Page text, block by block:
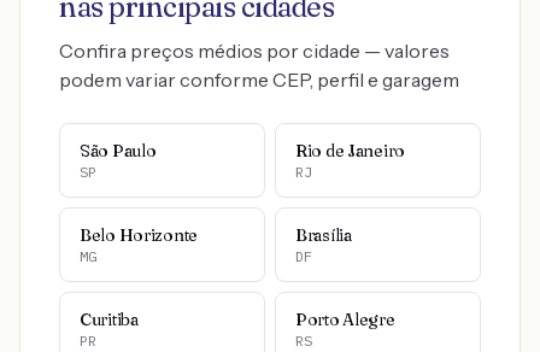
Confira preços médios por cidade — valores
podem variar conforme CEP, perfil e garagem
São Paulo
SP
Rio de Janeiro
RJ
Belo Horizonte
MG
Brasília
DF
Curitiba
PR
Porto Alegre
RS